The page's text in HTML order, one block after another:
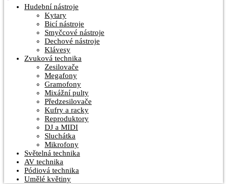
Hudební nástroje
Kytary
Bicí nástroje
Smyčcové nástroje
Dechové nástroje
Klávesy
Zvuková technika
Zesilovače
Megafony
Gramofony
Mixážní pulty
Předzesilovače
Kufry a racky
Reproduktory
DJ a MIDI
Sluchátka
Mikrofony
Světelná technika
AV technika
Pódiová technika
Umělé květiny